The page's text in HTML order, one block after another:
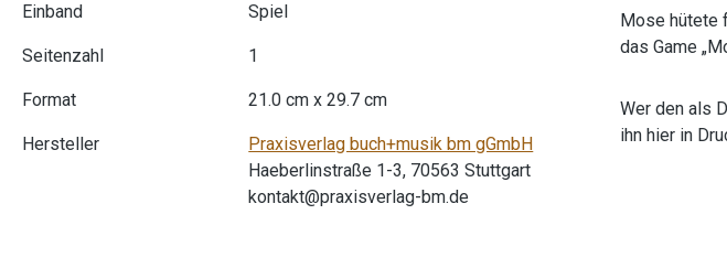
Einband Spiel
Seitenzahl 1
Format 21.0 cm x 29.7 cm
Hersteller
Praxisverlag buch+musik bm gGmbH
Haeberlinstraße 1-3, 70563 Stuttgart
kontakt@praxisverlag-bm.de
Mose hütete
das Game
Wer den als
ihn hier in